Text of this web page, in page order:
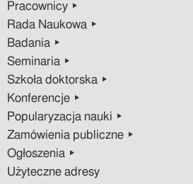
Pracownicy ▸
Rada Naukowa ▸
Badania ▸
Seminaria ▸
Szkoła doktorska ▸
Konferencje ▸
Popularyzacja nauki ▸
Zamówienia publiczne ▸
Ogłoszenia ▸
Użyteczne adresy